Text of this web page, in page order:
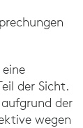
der Sicht.
der
wegen